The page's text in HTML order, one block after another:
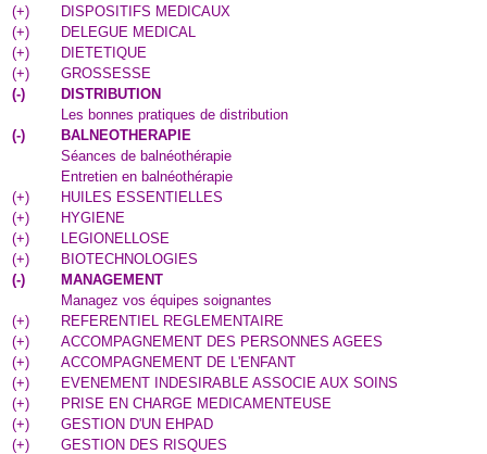
(+)
DISPOSITIFS MEDICAUX
(+)
DELEGUE MEDICAL
(+)
DIETETIQUE
(+)
GROSSESSE
(-)
DISTRIBUTION
Les bonnes pratiques de distribution
(-)
BALNEOTHERAPIE
Séances de balnéothérapie
Entretien en balnéothérapie
(+)
HUILES ESSENTIELLES
(+)
HYGIENE
(+)
LEGIONELLOSE
(+)
BIOTECHNOLOGIES
(-)
MANAGEMENT
Managez vos équipes soignantes
(+)
REFERENTIEL REGLEMENTAIRE
(+)
ACCOMPAGNEMENT DES PERSONNES AGEES
(+)
ACCOMPAGNEMENT DE L'ENFANT
(+)
EVENEMENT INDESIRABLE ASSOCIE AUX SOINS
(+)
PRISE EN CHARGE MEDICAMENTEUSE
(+)
GESTION D'UN EHPAD
(+)
GESTION DES RISQUES